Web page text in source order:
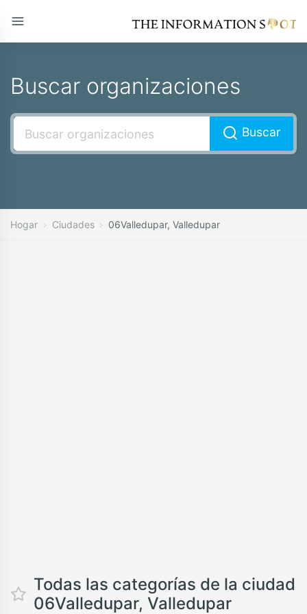
Buscar organizaciones
Buscar
Hogar Ciudades 06Valledupar, Valledupar
Todas las categorías de la ciudad
06Valledupar, Valledupar